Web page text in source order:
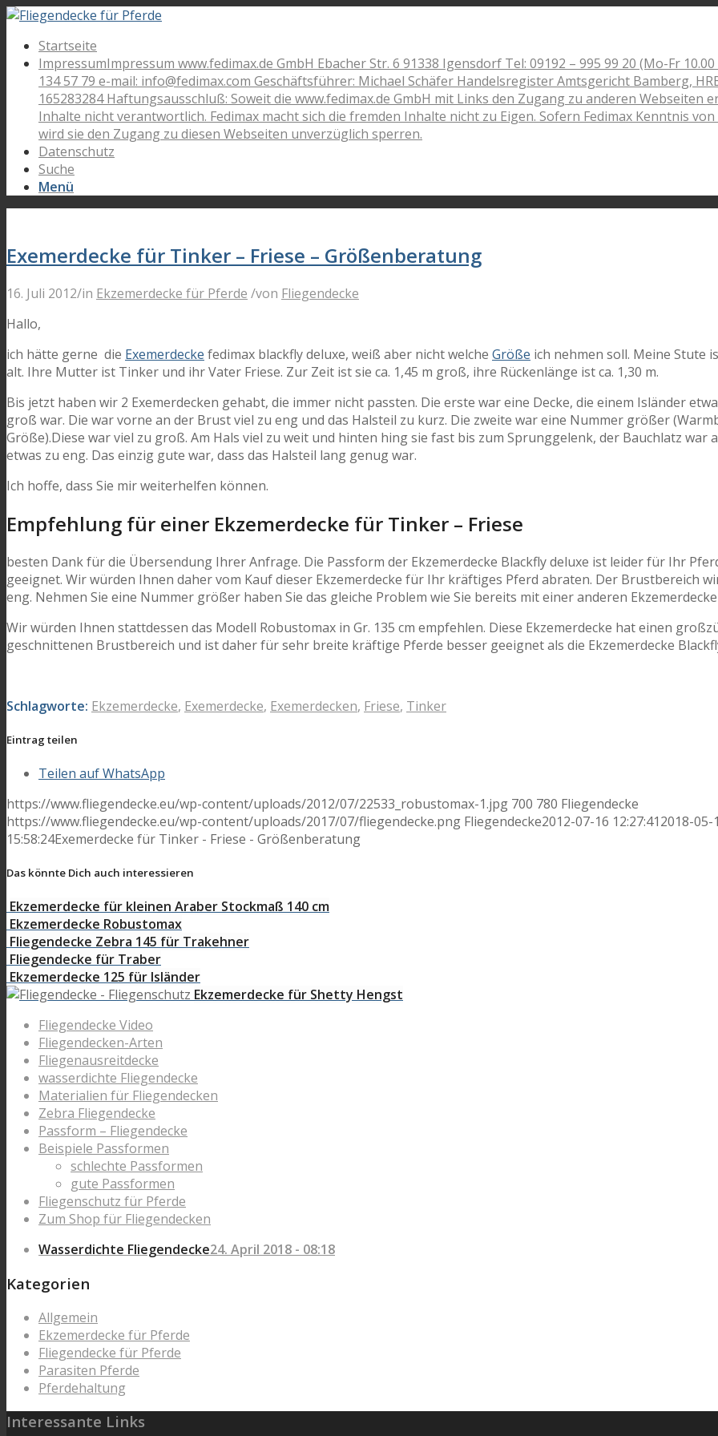
Startseite
ImpressumImpressum www.fedimax.de GmbH Ebacher Str. 6 91338 Igensdorf Tel: 09192 – 995 99 20 (Mo-Fr
134 57 79 e-mail: info@fedimax.com Geschäftsführer: Michael Schäfer Handelsregister Amtsgericht Bamberg,
165283284 Haftungsausschluß: Soweit die www.fedimax.de GmbH mit Links den Zugang zu anderen
Inhalte nicht verantwortlich. Fedimax macht sich die fremden Inhalte nicht zu Eigen. Sofern Fedimax Kenntnis
wird sie den Zugang zu diesen Webseiten unverzüglich sperren.
Datenschutz
Suche
Menü
Exemerdecke für Tinker – Friese – Größenberatung
16. Juli 2012/in Ekzemerdecke für Pferde /von Fliegendecke
Hallo,
ich hätte gerne die Exemerdecke fedimax blackfly deluxe, weiß aber nicht welche Größe ich nehmen soll. Meine Stute
alt. Ihre Mutter ist Tinker und ihr Vater Friese. Zur Zeit ist sie ca. 1,45 m groß, ihre Rückenlänge ist ca. 1,30 m.
Bis jetzt haben wir 2 Exemerdecken gehabt, die immer nicht passten. Die erste war eine Decke, die einem Isländer
groß war. Die war vorne an der Brust viel zu eng und das Halsteil zu kurz. Die zweite war eine Nummer größer
Größe).Diese war viel zu groß. Am Hals viel zu weit und hinten hing sie fast bis zum Sprunggelenk, der Bauchlatz war
etwas zu eng. Das einzig gute war, dass das Halsteil lang genug war.
Ich hoffe, dass Sie mir weiterhelfen können.
Empfehlung für einer Ekzemerdecke für Tinker – Friese
besten Dank für die Übersendung Ihrer Anfrage. Die Passform der Ekzemerdecke Blackfly deluxe ist leider für Ihr
geeignet. Wir würden Ihnen daher vom Kauf dieser Ekzemerdecke für Ihr kräftiges Pferd abraten. Der Brustbereich
eng. Nehmen Sie eine Nummer größer haben Sie das gleiche Problem wie Sie bereits mit einer anderen
Wir würden Ihnen stattdessen das Modell Robustomax in Gr. 135 cm empfehlen. Diese Ekzemerdecke hat einen
geschnittenen Brustbereich und ist daher für sehr breite kräftige Pferde besser geeignet als die Ekzemerdecke
Schlagworte: Ekzemerdecke, Exemerdecke, Exemerdecken, Friese, Tinker
Eintrag teilen
Teilen auf WhatsApp
https://www.fliegendecke.eu/wp-content/uploads/2012/07/22533_robustomax-1.jpg 700 780 Fliegendecke
https://www.fliegendecke.eu/wp-content/uploads/2017/07/fliegendecke.png Fliegendecke2012-07-16 12:27:412018-05-
15:58:24Exemerdecke für Tinker - Friese - Größenberatung
Das könnte Dich auch interessieren
Ekzemerdecke für kleinen Araber Stockmaß 140 cm
Ekzemerdecke Robustomax
Fliegendecke Zebra 145 für Trakehner
Fliegendecke für Traber
Ekzemerdecke 125 für Isländer
Ekzemerdecke für Shetty Hengst
Fliegendecke Video
Fliegendecken-Arten
Fliegenausreitdecke
wasserdichte Fliegendecke
Materialien für Fliegendecken
Zebra Fliegendecke
Passform – Fliegendecke
Beispiele Passformen
schlechte Passformen
gute Passformen
Fliegenschutz für Pferde
Zum Shop für Fliegendecken
Wasserdichte Fliegendecke24. April 2018 - 08:18
Kategorien
Allgemein
Ekzemerdecke für Pferde
Fliegendecke für Pferde
Parasiten Pferde
Pferdehaltung
Interessante Links